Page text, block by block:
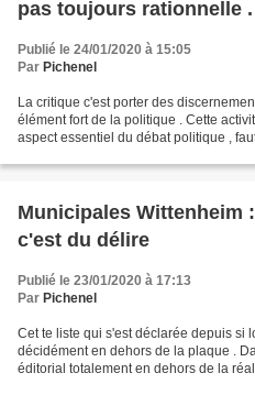
pas toujours rationnelle .
Publié le 24/01/2020 à 15:05
Par Pichenel
La critique c'est porter des
élément fort de la politique . Cette
aspect essentiel du débat politique ,
Municipales Wittenheim
c'est du délire
Publié le 23/01/2020 à 17:13
Par Pichenel
Cet te liste qui s'est déclarée depuis si
décidément en dehors de la plaque .
éditorial totalement en dehors de la